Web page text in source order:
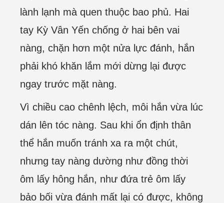
lành lạnh mà quen thuộc bao phủ. Hai
tay Kỳ Vân Yến chống ở hai bên vai
nàng, chặn hơn một nửa lực đánh, hắn
phải khó khăn lắm mới dừng lại được
ngay trước mặt nàng.
Vì chiều cao chênh lệch, môi hắn vừa lúc
dán lên tóc nàng. Sau khi ổn định thân
thể hắn muốn tránh xa ra một chút,
nhưng tay nàng dường như đồng thời
ôm lấy hông hắn, như đứa trẻ ôm lấy
bảo bối vừa đánh mất lại có được, không